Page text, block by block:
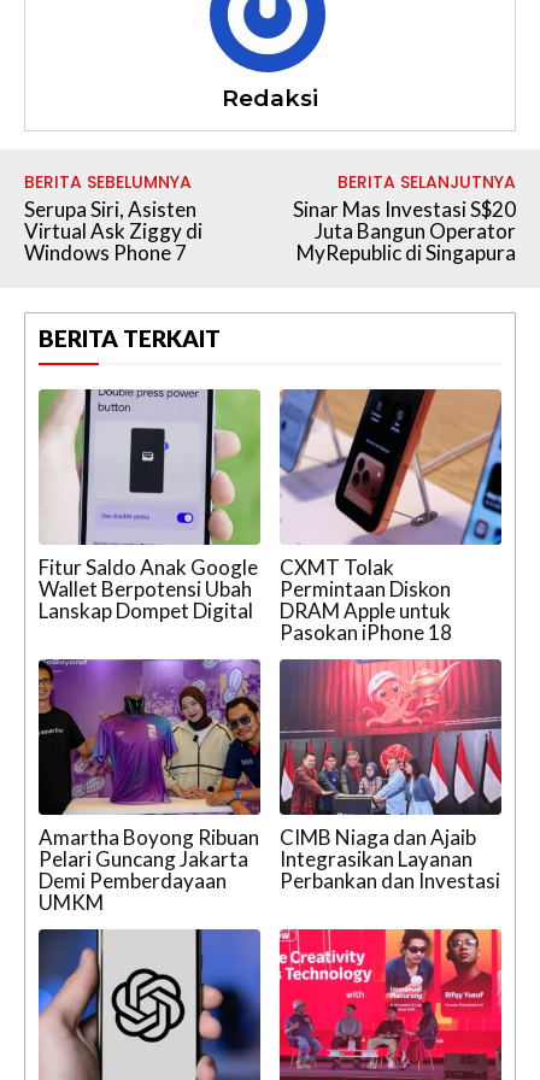
Redaksi
BERITA SEBELUMNYA
Serupa Siri, Asisten
Virtual Ask Ziggy di
Windows Phone 7
BERITA SELANJUTNYA
Sinar Mas Investasi S$20
Juta Bangun Operator
MyRepublic di Singapura
BERITA TERKAIT
Fitur Saldo Anak Google
Wallet Berpotensi Ubah
Lanskap Dompet Digital
CXMT Tolak
Permintaan Diskon
DRAM Apple untuk
Pasokan iPhone 18
Amartha Boyong Ribuan
Pelari Guncang Jakarta
Demi Pemberdayaan
UMKM
CIMB Niaga dan Ajaib
Integrasikan Layanan
Perbankan dan Investasi